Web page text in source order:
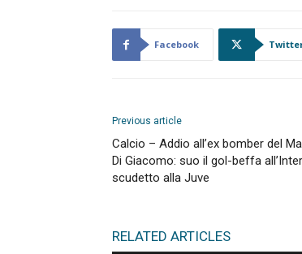
Facebook
Previous article
Calcio – Addio all’ex bomber del
Di Giacomo: suo il gol-beffa
scudetto alla Juve
RELATED ARTICLES